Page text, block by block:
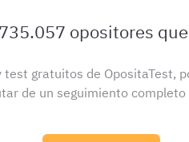
opositores
test gratuitos de OpositaTest,
de un seguimiento